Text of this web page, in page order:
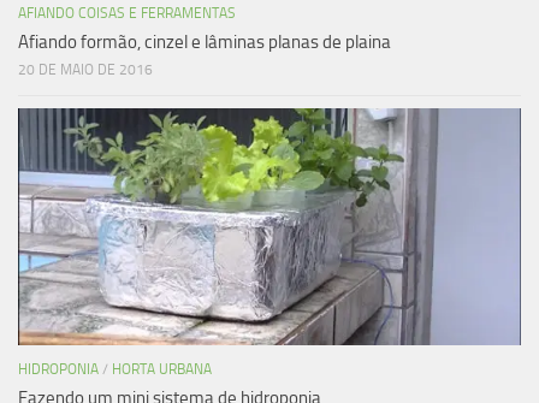
AFIANDO COISAS E FERRAMENTAS
Afiando formão, cinzel e lâminas planas de plaina
20 DE MAIO DE 2016
HIDROPONIA / HORTA URBANA
Fazendo um mini sistema de hidroponia